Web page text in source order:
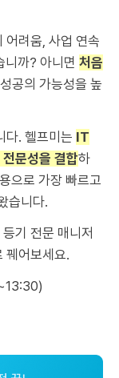
어려움, 사업 연속
니까? 아니면 처음
공의 가능성을 높
다. 헬프미는 IT
문성을 결합하
으로 가장 빠르고
습니다.
기 전문 매니저
꿰어보세요.